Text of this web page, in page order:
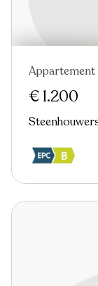
Nieuw
Appartement
€ 1.200